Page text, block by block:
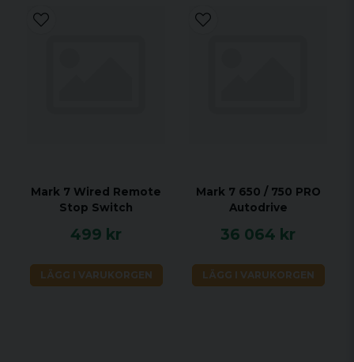
Mark 7 Wired Remote
Stop Switch
499 kr
LÄGG I VARUKORGEN
Mark 7 650 / 750 PRO
Autodrive
36 064 kr
LÄGG I VARUKORGEN